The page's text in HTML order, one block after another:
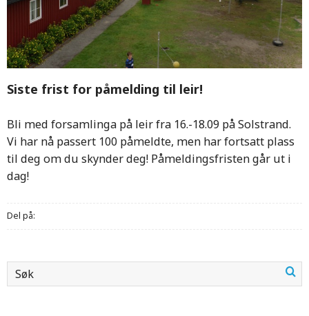
Siste frist for påmelding til leir!
Bli med forsamlinga på leir fra 16.-18.09 på Solstrand.
Vi har nå passert 100 påmeldte, men har fortsatt plass
til deg om du skynder deg! Påmeldingsfristen går ut i
dag!
Del på: